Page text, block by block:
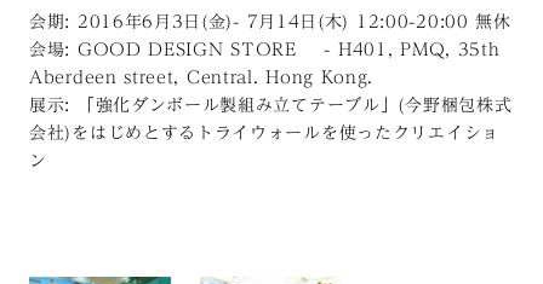
会期: 2016年6月3日(金)- 7月14日(木) 12:00-20:00 無休
会場: GOOD DESIGN STORE - H401, PMQ, 35th
Aberdeen street, Central. Hong Kong.
展示: 「強化ダンボール製組み立てテーブル」(今野梱包株式
会社)をはじめとするトライウォールを使ったクリエイショ
ン